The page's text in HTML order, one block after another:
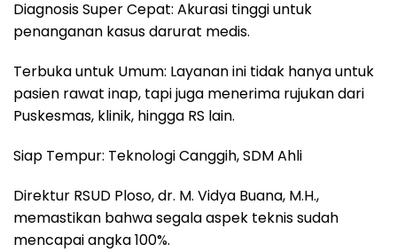
Diagnosis Super Cepat: Akurasi tinggi untuk
penanganan kasus darurat medis.
Terbuka untuk Umum: Layanan ini tidak hanya untuk
pasien rawat inap, tapi juga menerima rujukan dari
Puskesmas, klinik, hingga RS lain.
Siap Tempur: Teknologi Canggih, SDM Ahli
Direktur RSUD Ploso, dr. M. Vidya Buana, M.H.,
memastikan bahwa segala aspek teknis sudah
mencapai angka 100%.